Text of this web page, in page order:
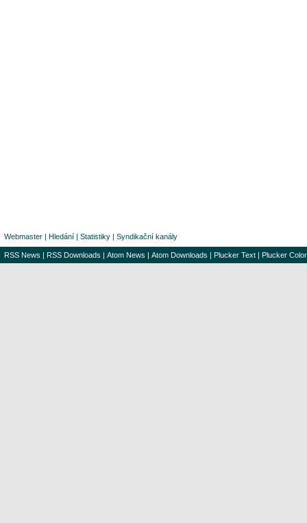
Webmaster | Hledání | Statistiky | Syndikační kanály
RSS News | RSS Downloads | Atom News | Atom Downloads | Plucker Text | Plucker Color